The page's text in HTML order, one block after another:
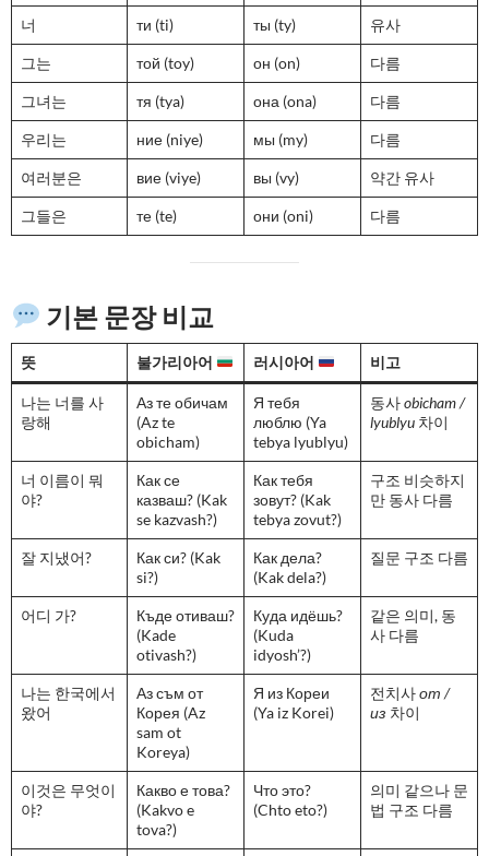
너 ти (ti) ты (ty) 유사
그는 той (toy) он (on) 다름
그녀는 тя (tya) она (ona) 다름
우리는 ние (niye) мы (my) 다름
여러분은 вие (viye) вы (vy) 약간 유사
그들은 те (te) они (oni) 다름
기본 문장 비교
뜻 불가리아어 러시아어 비고
나는 너를 사
랑해
Аз те обичам
(Az te
obicham)
Я тебя
люблю (Ya
tebya lyublyu)
동사obicham /
lyublyu 차이
너 이름이 뭐
야?
Как се
казваш? (Kak
se kazvash?)
Как тебя
зовут? (Kak
tebya zovut?)
구조 비슷하지
만 동사 다름
잘 지냈어?
Как си? (Kak
si?)
Как дела?
(Kak dela?)
질문 구조 다름
어디 가?
Къде отиваш?
(Kade
otivash?)
Куда идёшь?
(Kuda
idyosh’?)
같은 의미, 동
사 다름
나는 한국에서
왔어
Аз съм от
Корея (Az
sam ot
Koreya)
Я из Кореи
(Ya iz Korei)
전치사от /
из 차이
이것은 무엇이
야?
Какво е това?
(Kakvo e
tova?)
Что это?
(Chto eto?)
의미 같으나 문
법 구조 다름